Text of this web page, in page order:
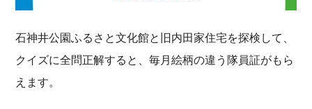
石神井公園ふるさと文化館と旧内田家住宅を探検して、
クイズに全問正解すると、毎月絵柄の違う隊員証がもら
えます。